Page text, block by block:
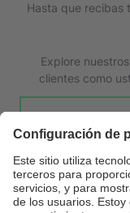
Hasta que recibas
Explore
clientes como
Continúa